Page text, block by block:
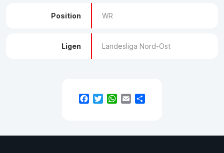
Position WR
Ligen Landesliga Nord-Ost
Facebook
TwitterWhatsApp
Email